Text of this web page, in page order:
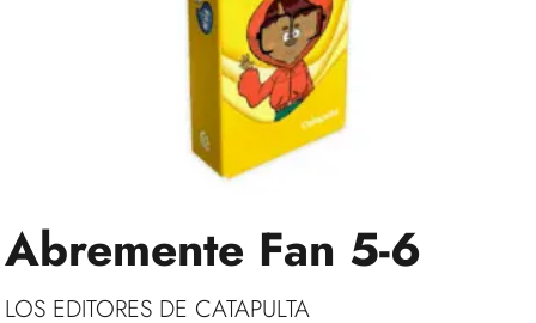
Abremente Fan 5-6
LOS EDITORES DE CATAPULTA